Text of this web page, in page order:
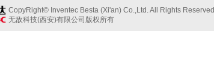
CopyRight© Inventec Besta (Xi'an) Co.,Ltd. All Rights Reserved
无敌科技(西安)有限公司版权所有